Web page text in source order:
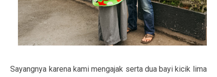
Sayangnya karena kami mengajak serta dua bayi kicik lima